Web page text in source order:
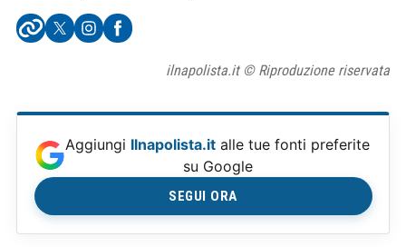
ilnapolista.it © Riproduzione riservata
Aggiungi Ilnapolista.it alle tue fonti preferite
su Google
SEGUI ORA